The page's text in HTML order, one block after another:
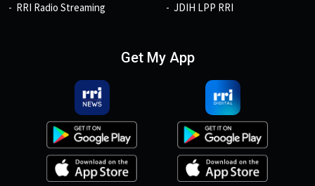
RRI Radio Streaming
JDIH LPP RRI
Get My App